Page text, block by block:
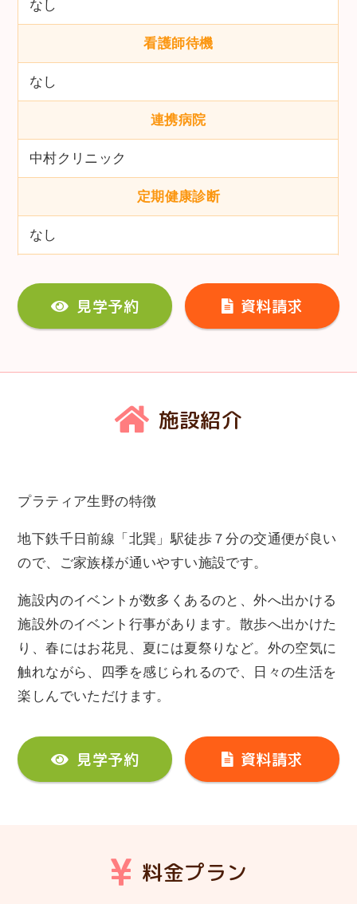
なし
看護師待機
なし
連携病院
中村クリニック
定期健康診断
なし
見学予約 資料請求
施設紹介
プラティア生野の特徴
地下鉄千日前線「北巽」駅徒歩７分の交通便が良い
ので、ご家族様が通いやすい施設です。
施設内のイベントが数多くあるのと、外へ出かける
施設外のイベント行事があります。散歩へ出かけた
り、春にはお花見、夏には夏祭りなど。外の空気に
触れながら、四季を感じられるので、日々の生活を
楽しんでいただけます。
見学予約 資料請求
料金プラン